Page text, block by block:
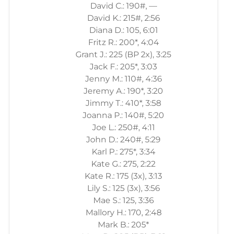
David C.: 190#, —
David K.: 215#, 2:56
Diana D.: 105, 6:01
Fritz R.: 200*, 4:04
Grant J.: 225 (BP 2x), 3:25
Jack F.: 205*, 3:03
Jenny M.: 110#, 4:36
Jeremy A.: 190*, 3:20
Jimmy T.: 410*, 3:58
Joanna P.: 140#, 5:20
Joe L.: 250#, 4:11
John D.: 240#, 5:29
Karl P.: 275*, 3:34
Kate G.: 275, 2:22
Kate R.: 175 (3x), 3:13
Lily S.: 125 (3x), 3:56
Mae S.: 125, 3:36
Mallory H.: 170, 2:48
Mark B.: 205*